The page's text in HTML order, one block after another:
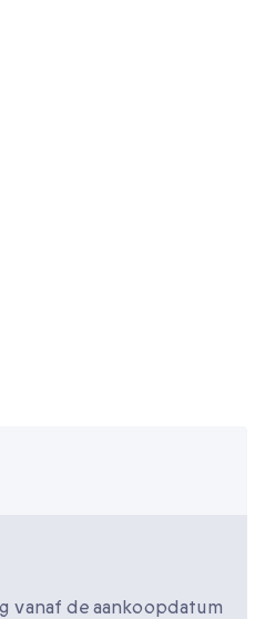
vanaf de aankoopdatum